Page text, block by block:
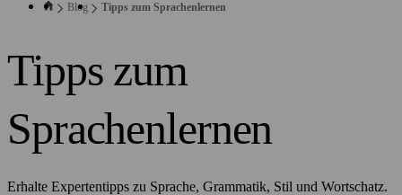
Blog Tipps zum Sprachenlernen
Tipps zum
Sprachenlernen
Erhalte Expertentipps zu Sprache, Grammatik, Stil und Wortschatz.